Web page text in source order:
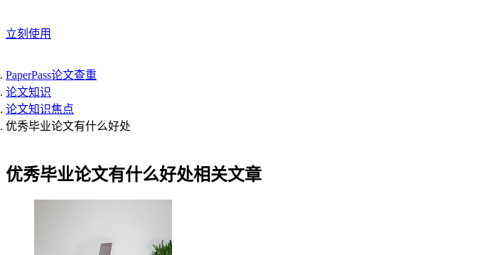
立刻使用
PaperPass论文查重
论文知识
论文知识焦点
优秀毕业论文有什么好处
优秀毕业论文有什么好处相关文章